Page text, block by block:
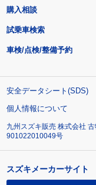
購入相談
試乗車検索
車検/点検/整備予約
安全データシート(SDS)
個人情報について
九州スズキ販売 株式会社
901022010049号
スズキメーカーサイト